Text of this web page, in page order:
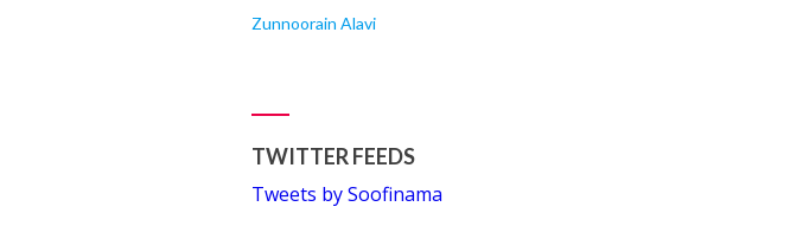
Zunnoorain Alavi
TWITTER FEEDS
Tweets by Soofinama